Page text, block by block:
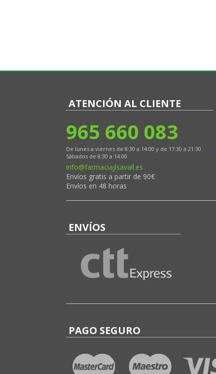
ATENCIÓN AL CLIENTE
965 660 083
De lunes a viernes de 8:30 a 14:00 y de 17:30 a 21:30
Sábados de 8:30 a 14:00
info@farmaciajlsavall.es
Envíos gratis a partir de 90€
Envíos en 48 horas
ENVÍOS
PAGO SEGURO